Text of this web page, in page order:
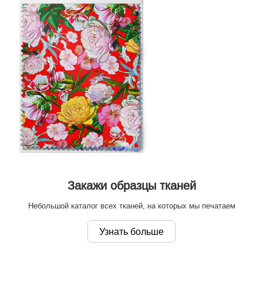
Закажи образцы тканей
Небольшой каталог всех тканей, на которых мы печатаем
Узнать больше